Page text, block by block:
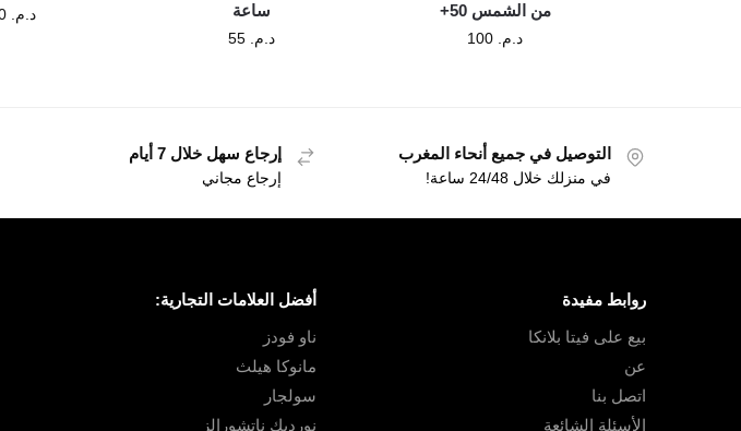
من الشمس 50+
د.م.
ساعة
د.م.
د.م.
التوصيل في جميع أنحاء المغرب
في منزلك خلال 24/48 ساعة!
إرجاع سهل خلال 7 أيام
إرجاع مجاني
روابط مفيدة
بيع على فيتا بلانكا
عن
اتصل بنا
الأسئلة الشائعة
أفضل العلامات التجارية:
ناو فودز
مانوكا هيلث
سولجار
نورديك ناتشورالز